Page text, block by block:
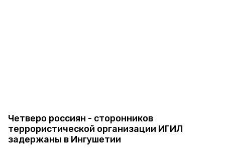
Четверо россиян - сторонников
террористической организации ИГИЛ
задержаны в Ингушетии